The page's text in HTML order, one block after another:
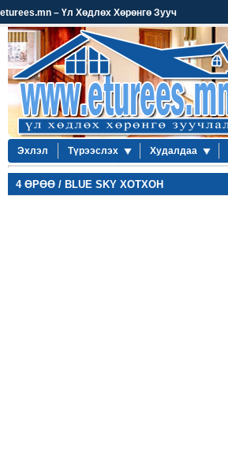
eturees.mn – Үл Хөдлөх Хөрөнгө Зууч
Эхлэл Түрээслэх Худалдаа
4 ӨРӨӨ / BLUE SKY ХОТХОН